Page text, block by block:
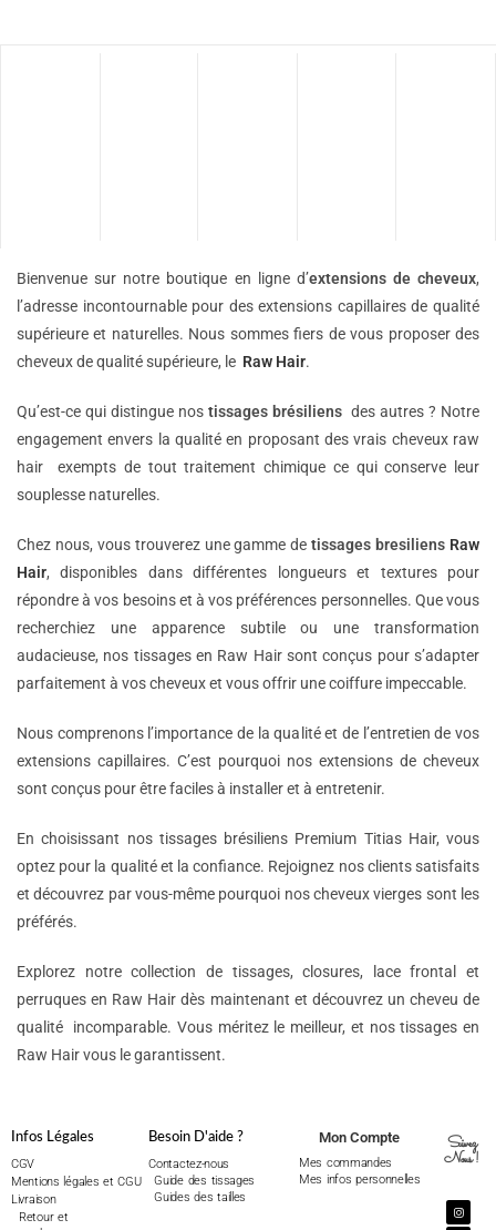
Bienvenue sur notre boutique en ligne d’extensions decheveux,
l’adresse incontournable pour des extensions capillaires de qualité
supérieure et naturelles. Nous sommes fiers de vous proposer des
cheveux de qualité supérieure, le Raw Hair.
Qu’est-ce qui distingue nos tissages brésiliens des autres ? Notre
engagement envers la qualité en proposant des vrais cheveux raw
hair exempts de tout traitement chimique ce qui conserve leur
souplesse naturelles.
Chez nous, vous trouverez une gamme detissages bresiliens Raw
Hair, disponibles dans différentes longueurs et textures pour
répondre à vos besoins et à vos préférences personnelles. Que vous
recherchiez une apparence subtile ou une transformation
audacieuse, nos tissages en Raw Hair sont conçus pour s’adapter
parfaitement à vos cheveux et vous offrir une coiffure impeccable.
Nous comprenons l’importance de la qualité et de l’entretien de vos
extensions capillaires. C’est pourquoi nos extensions de cheveux
sont conçus pour être faciles à installer et à entretenir.
En choisissant nos tissages brésiliens Premium Titias Hair, vous
optez pour la qualité et la confiance. Rejoignez nos clients satisfaits
et découvrez par vous-même pourquoi nos cheveux vierges sont les
préférés.
Explorez notre collection de tissages, closures, lace frontal et
perruques en Raw Hair dès maintenant et découvrez un cheveu de
qualité incomparable. Vous méritez le meilleur, et nos tissages en
Raw Hair vous le garantissent.
Infos Légales
CGV
Mentions légales et CGU
Livraison
Retour et
Besoin D'aide ?
Contactez-nous
Guide des tissages
Guides des tailles
Mon Compte
Mes commandes
Mes infos personnelles
Suivez
Nous !